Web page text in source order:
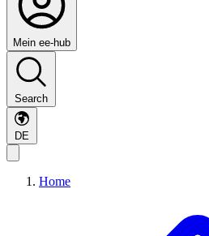
Mein ee-hub
Search
DE
Home